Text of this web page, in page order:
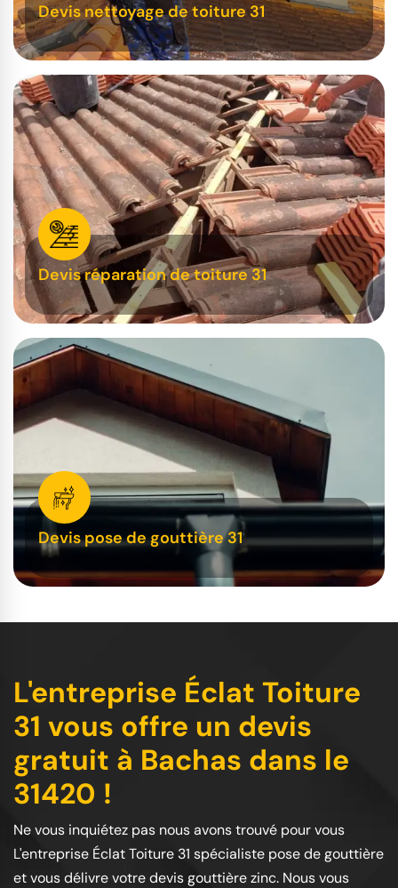
Devis nettoyage de toiture 31
Devis réparation de toiture 31
Devis pose de gouttière 31
L'entreprise Éclat Toiture
31 vous offre un devis
gratuit à Bachas dans le
31420 !
Ne vous inquiétez pas nous avons trouvé pour vous
L'entreprise Éclat Toiture 31 spécialiste pose de gouttière
et vous délivre votre devis gouttière zinc. Nous vous